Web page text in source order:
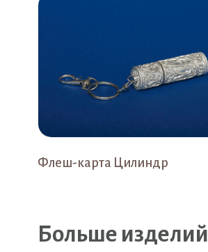
Флеш-карта Цилиндр
Больше изделий